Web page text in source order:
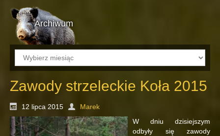
Archiwum
Archiwum
Zawody strzeleckie Koła 2015
12 lipca 2015
Marek
W dniu dzisiejszym
odbyły się zawody